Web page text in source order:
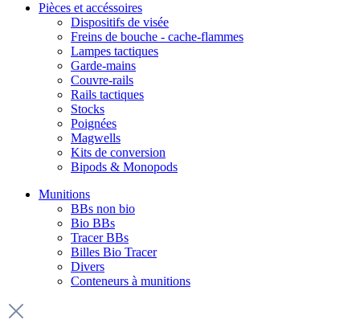
Pièces et accéssoires
Dispositifs de visée
Freins de bouche - cache-flammes
Lampes tactiques
Garde-mains
Couvre-rails
Rails tactiques
Stocks
Poignées
Magwells
Kits de conversion
Bipods & Monopods
Munitions
BBs non bio
Bio BBs
Tracer BBs
Billes Bio Tracer
Divers
Conteneurs à munitions